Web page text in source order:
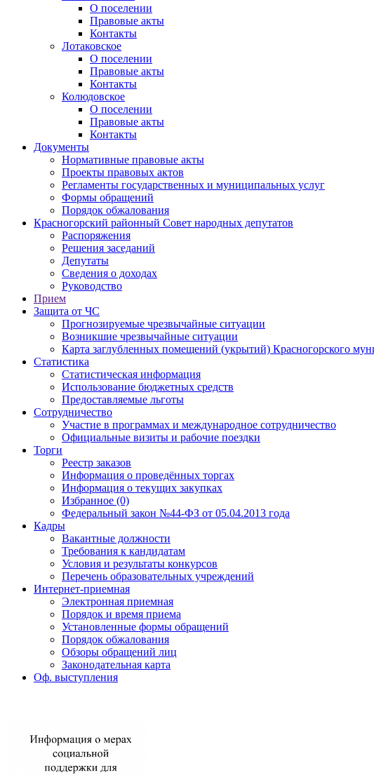
О поселении
Правовые акты
Контакты
Лотаковское
О поселении
Правовые акты
Контакты
Колюдовское
О поселении
Правовые акты
Контакты
Документы
Нормативные правовые акты
Проекты правовых актов
Регламенты государственных и муниципальных услуг
Формы обращений
Порядок обжалования
Красногорский районный Совет народных депутатов
Распоряжения
Решения заседаний
Депутаты
Сведения о доходах
Руководство
Прием
Защита от ЧС
Прогнозируемые чрезвычайные ситуации
Возникшие чрезвычайные ситуации
Карта заглубленных помещений (укрытий) Красногорского
Статистика
Статистическая информация
Использование бюджетных средств
Предоставляемые льготы
Сотрудничество
Участие в программах и международное сотрудничество
Официальные визиты и рабочие поездки
Торги
Реестр заказов
Информация о проведённых торгах
Информация о текущих закупках
Избранное (0)
Федеральный закон №44-ФЗ от 05.04.2013 года
Кадры
Вакантные должности
Требования к кандидатам
Условия и результаты конкурсов
Перечень образовательных учреждений
Интернет-приемная
Электронная приемная
Порядок и время приема
Установленные формы обращений
Порядок обжалования
Обзоры обращений лиц
Законодательная карта
Оф. выступления